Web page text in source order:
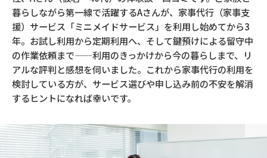
暮らしながら第一線で活躍するAさんが、家事代行（家事支
援）サービス「ミニメイドサービス」を利用し始めてから3
年。お試し利用から定期利用へ、そして鍵預けによる留守中
の作業依頼まで——利用のきっかけから今の暮らしまで、リ
アルな評判と感想を伺いました。これから家事代行の利用を
検討している方が、サービス選びや申し込み前の不安を解消
するヒントになれば幸いです。